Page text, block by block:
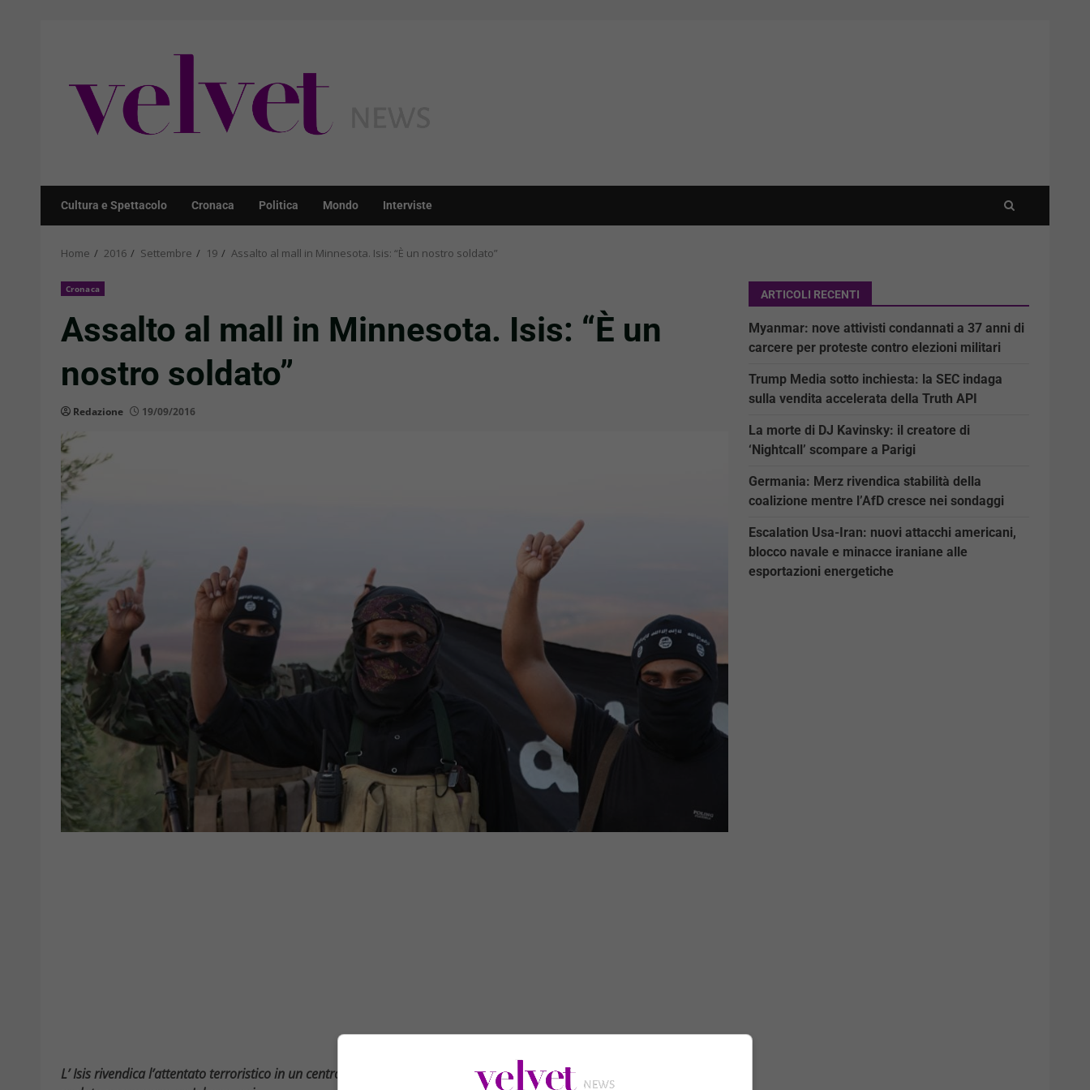
Cultura e Spettacolo Cronaca Politica Mondo Interviste
Home 2016 Settembre 19 Assalto al mall in Minnesota. Isis: “È un nostro soldato”
Cronaca
Assalto al mall in Minnesota. Isis: “È un
nostro soldato”
Redazione 19/09/2016
L’ Isis rivendica l’attentato terroristico in un centro commerciale in Minnesota. L’autore aveva detto che sarebbe
ARTICOLI RECENTI
Myanmar: nove attivisti condannati a 37 anni di
carcere per proteste contro elezioni militari
Trump Media sotto inchiesta: la SEC indaga
sulla vendita accelerata della Truth API
La morte di DJ Kavinsky: il creatore di
‘Nightcall’ scompare a Parigi
Germania: Merz rivendica stabilità della
coalizione mentre l’AfD cresce nei sondaggi
Escalation Usa-Iran: nuovi attacchi americani,
blocco navale e minacce iraniane alle
esportazioni energetiche